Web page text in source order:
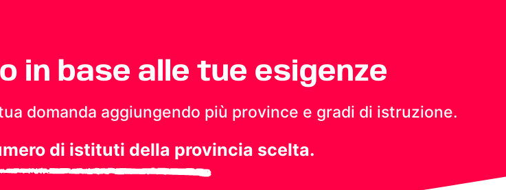
in base alle tue esigenze
domanda aggiungendo più province e gradi di istruzione.
di istituti della provincia scelta.